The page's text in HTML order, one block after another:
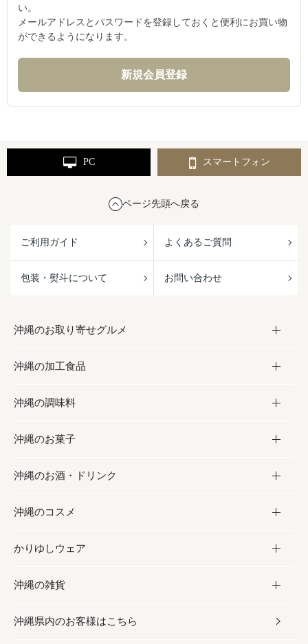
い。
メールアドレスとパスワードを登録しておくと便利にお買い物
ができるようになります。
PC スマートフォン
ページ先頭へ戻る
ご利用ガイド よくあるご質問
包装・熨斗について お問い合わせ
沖縄のお取り寄せグルメ
お取り寄せグルメ
フルーツ・野菜
お肉
海産物
沖縄の加工食品
加工食品
缶詰／パウチ
沖縄料理
沖縄そば／乾麺
レトルト食品
乾物／粉類
沖縄の調味料
調味料
砂糖／黒砂糖
塩
お酢／ドレッシング
しょうゆ
みそ
沖縄のお菓子
お菓子
黒糖
ちんすこう
伝統菓子
スナック
沖縄のお酒・ドリンク
お酒・ドリンク
泡盛
ビール・チューハイ
ワイン・ウィスキー・カクテル
沖縄のコスメ
コスメ
スキンケア
ボディケア
かりゆしウェア
かりゆしウェア
メンズ
沖縄の雑貨
雑貨
沖縄県内のお客様はこちら